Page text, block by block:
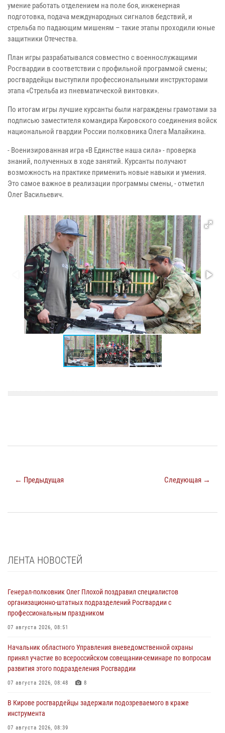
умение работать отделением на поле боя, инженерная
подготовка, подача международных сигналов бедствий, и
стрельба по падающим мишеням – такие этапы проходили юные
защитники Отечества.
План игры разрабатывался совместно с военнослужащими
Росгвардии в соответствии с профильной программой смены;
росгвардейцы выступили профессиональными инструкторами
этапа «Стрельба из пневматической винтовки».
По итогам игры лучшие курсанты были награждены грамотами за
подписью заместителя командира Кировского соединения войск
национальной гвардии России полковника Олега Малайкина.
- Военизированная игра «В Единстве наша сила» - проверка
знаний, полученных в ходе занятий. Курсанты получают
возможность на практике применить новые навыки и умения.
Это самое важное в реализации программы смены, - отметил
Олег Васильевич.
← Предыдущая Следующая →
ЛЕНТА НОВОСТЕЙ
Генерал-полковник Олег Плохой поздравил специалистов
организационно-штатных подразделений Росгвардии с
профессиональным праздником
07 августа 2026, 08:51
Начальник областного Управления вневедомственной охраны
принял участие во всероссийском совещании-семинаре по вопросам
развития этого подразделения Росгвардии
07 августа 2026, 08:48 8
В Кирове росгвардейцы задержали подозреваемого в краже
инструмента
07 августа 2026, 08:39